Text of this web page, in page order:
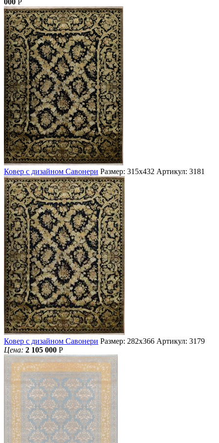
Ковер с дизайном Савонери Размер: 315х432 Артикул: 3181
Ковер с дизайном Савонери Размер: 282х366 Артикул: 3179
Цена: 2 105 000 Р